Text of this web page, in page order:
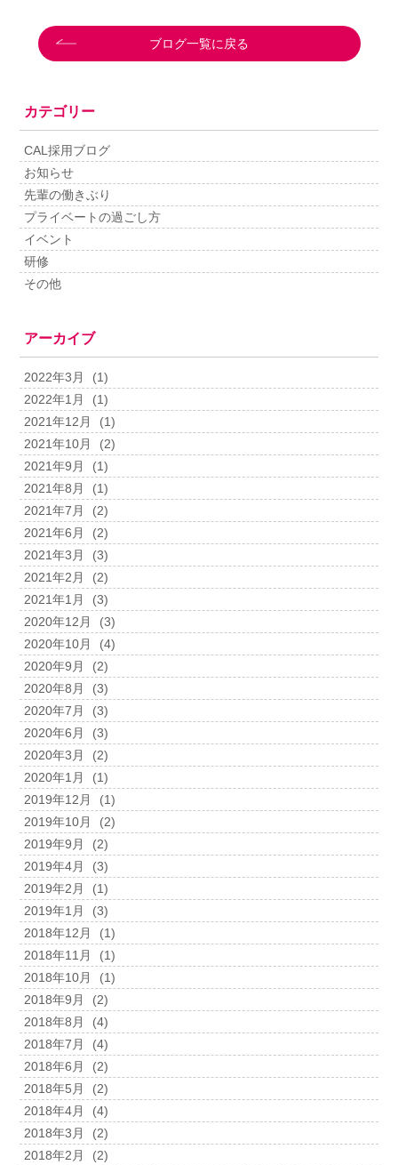
ブログ一覧に戻る
カテゴリー
CAL採用ブログ
お知らせ
先輩の働きぶり
プライベートの過ごし方
イベント
研修
その他
アーカイブ
2022年3月
(1)
2022年1月
(1)
2021年12月
(1)
2021年10月
(2)
2021年9月
(1)
2021年8月
(1)
2021年7月
(2)
2021年6月
(2)
2021年3月
(3)
2021年2月
(2)
2021年1月
(3)
2020年12月
(3)
2020年10月
(4)
2020年9月
(2)
2020年8月
(3)
2020年7月
(3)
2020年6月
(3)
2020年3月
(2)
2020年1月
(1)
2019年12月
(1)
2019年10月
(2)
2019年9月
(2)
2019年4月
(3)
2019年2月
(1)
2019年1月
(3)
2018年12月
(1)
2018年11月
(1)
2018年10月
(1)
2018年9月
(2)
2018年8月
(4)
2018年7月
(4)
2018年6月
(2)
2018年5月
(2)
2018年4月
(4)
2018年3月
(2)
2018年2月
(2)